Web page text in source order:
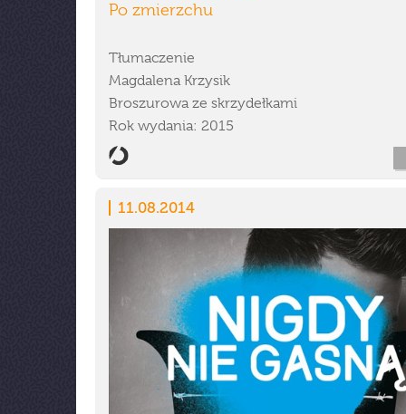
Po zmierzchu
Tłumaczenie
Magdalena Krzysik
Broszurowa ze skrzydełkami
Rok wydania: 2015
11.08.2014